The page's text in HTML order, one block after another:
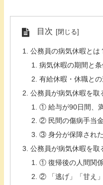
目次
公務員の病気休暇とは
病気休暇の期間と
有給休暇・休職と
公務員が病気休暇を取
① 給与が90日間、
② 民間の傷病手当
③ 身分が保障され
公務員が病気休暇を取
① 復帰後の人間関
② 「逃げ」「甘え